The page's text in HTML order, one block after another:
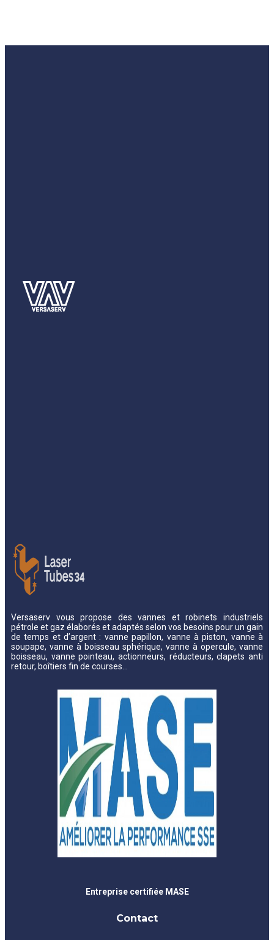
Versaserv vous propose des vannes et robinets industriels
pétrole et gaz élaborés et adaptés selon vos besoins pour un gain
de temps et d’argent : vanne papillon, vanne à piston, vanne à
soupape, vanne à boisseau sphérique, vanne à opercule, vanne
boisseau, vanne pointeau, actionneurs, réducteurs, clapets anti
retour, boîtiers fin de courses…
Entreprise certifiée MASE
Contact